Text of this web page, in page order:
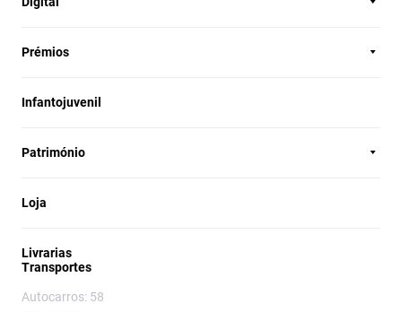
Prémios
Infantojuvenil
Património
Loja
Livrarias
Transportes
Autocarros: 58